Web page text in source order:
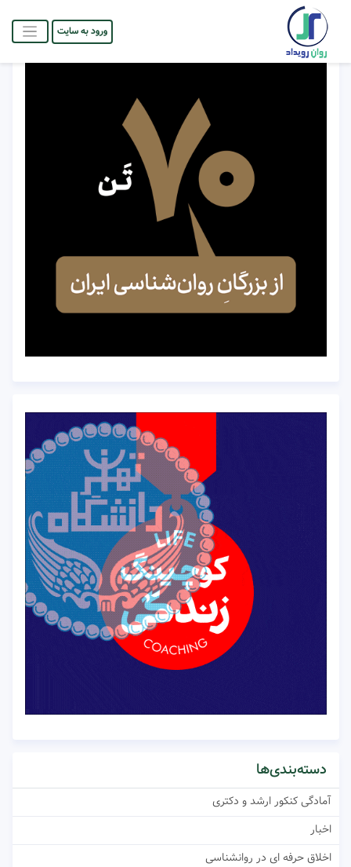
ورود به سایت
دسته‌بندی‌ها
آمادگی کنکور ارشد و دکتری
اخبار
اخلاق حرفه ای در روانشناسی